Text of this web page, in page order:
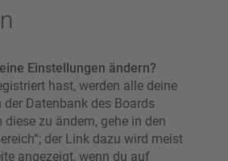
Einstellungen ändern?
hast, werden alle deine
der Datenbank des Boards
diese zu ändern, gehe in den
der Link dazu wird meist
angezeigt, wenn du auf